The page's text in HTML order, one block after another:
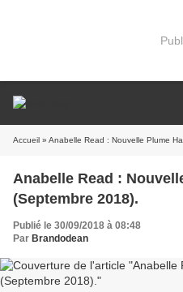
Accueil » Anabelle Read : Nouvelle Plume
Anabelle Read :
(Septembre 2018).
Publié le 30/09/2018 à 08:48
Par Brandodean